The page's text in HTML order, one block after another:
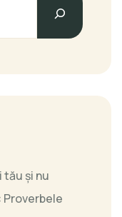
şi nu
Proverbele